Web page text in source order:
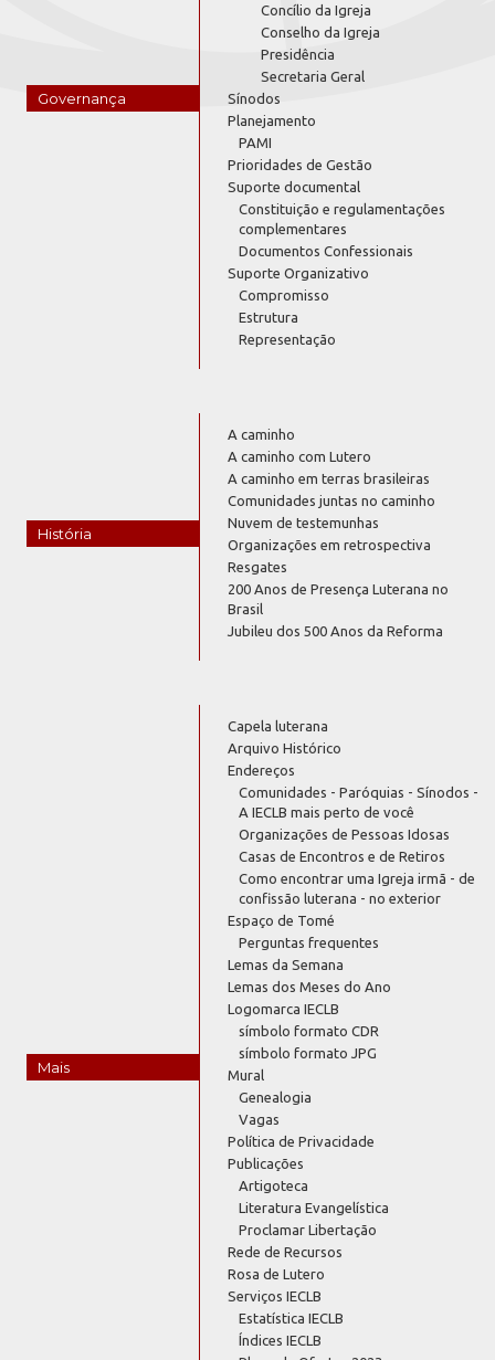
Governança
Concílio da Igreja
Conselho da Igreja
Presidência
Secretaria Geral
Sínodos
Planejamento
PAMI
Prioridades de Gestão
Suporte documental
Constituição e regulamentações
complementares
Documentos Confessionais
Suporte Organizativo
Compromisso
Estrutura
Representação
História
A caminho
A caminho com Lutero
A caminho em terras brasileiras
Comunidades juntas no caminho
Nuvem de testemunhas
Organizações em retrospectiva
Resgates
200 Anos de Presença Luterana no
Brasil
Jubileu dos 500 Anos da Reforma
Mais
Capela luterana
Arquivo Histórico
Endereços
Comunidades - Paróquias - Sínodos -
A IECLB mais perto de você
Organizações de Pessoas Idosas
Casas de Encontros e de Retiros
Como encontrar uma Igreja irmã - de
confissão luterana - no exterior
Espaço de Tomé
Perguntas frequentes
Lemas da Semana
Lemas dos Meses do Ano
Logomarca IECLB
símbolo formato CDR
símbolo formato JPG
Mural
Genealogia
Vagas
Política de Privacidade
Publicações
Artigoteca
Literatura Evangelística
Proclamar Libertação
Rede de Recursos
Rosa de Lutero
Serviços IECLB
Estatística IECLB
Índices IECLB